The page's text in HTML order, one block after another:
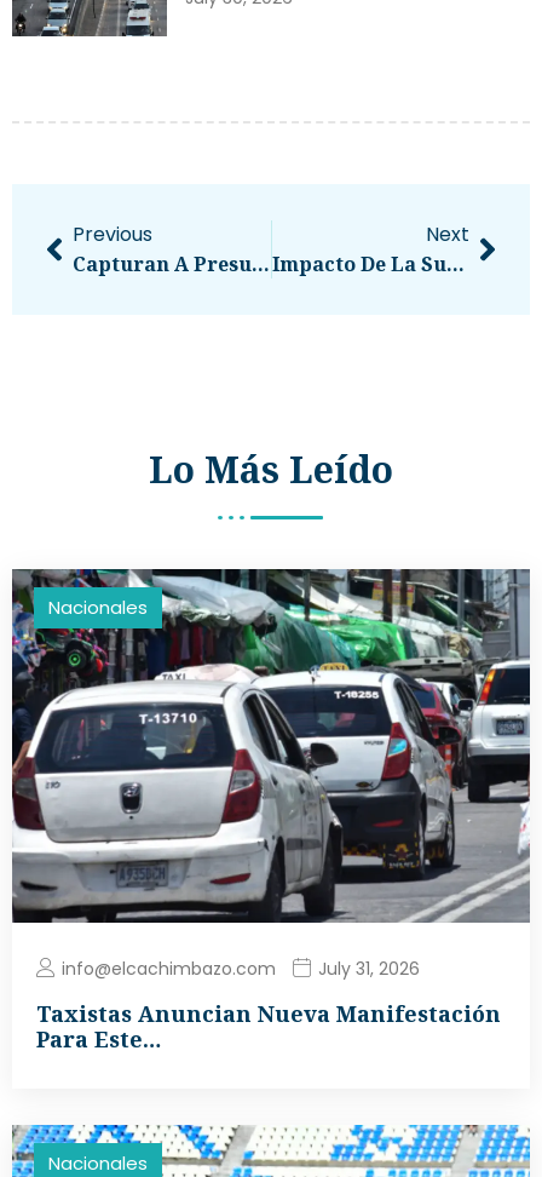
Previous
Capturan A Presuntos Sicarios Tras Enfrentamiento Con La PNC En El Tejar
Next
Impacto De La Subida De Precios Del Petróleo En Guatemala
Lo Más Leído
Nacionales
info@elcachimbazo.com July 31, 2026
Taxistas Anuncian Nueva Manifestación
Para Este…
Nacionales